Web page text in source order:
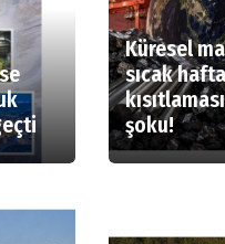
Küresel
sıcak
şoku!